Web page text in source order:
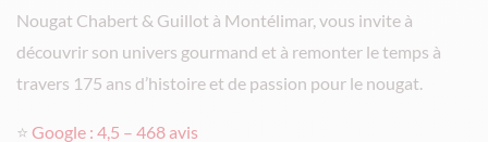
Nougat Chabert & Guillot à Montélimar, vous invite à
découvrir son univers gourmand et à remonter le temps à
travers 175 ans d’histoire et de passion pour le nougat.
⭐ Google : 4,5 – 468 avis